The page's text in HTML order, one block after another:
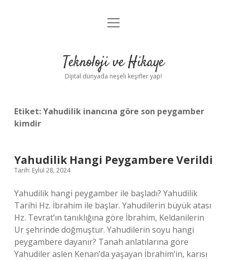
Anasayfa
Yasal Uyarı
menüyü
Teknoloji ve Hikaye
Dijital dünyada neşeli keşifler yap!
Etiket:Yahudilik inancına göre son peygamber
kimdir
Yahudilik Hangi Peygambere Verildi
Tarih: Eylül 28, 2024
Yahudilik hangi peygamber ile başladı? Yahudilik
Tarihi Hz. İbrahim ile başlar. Yahudilerin büyük atası
Hz. Tevrat’ın tanıklığına göre İbrahim, Keldanilerin
Ur şehrinde doğmuştur. Yahudilerin soyu hangi
peygambere dayanır? Tanah anlatılarına göre
Yahudiler aslen Kenan’da yaşayan İbrahim’in, karısı